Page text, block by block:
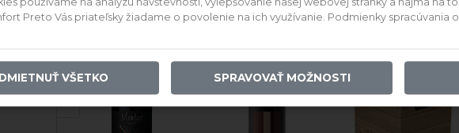
‹
používame na analýzu návštevnosti, vylepšovanie našej webovej stránky a najmä na
Preto Vás priateľsky žiadame o povolenie na ich využívanie. Podmienky spracúvania
VŠETKO SPRAVOVAŤ MOŽNOSTI